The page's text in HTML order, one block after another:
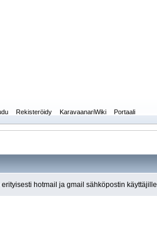
Rekisteröidy KaravaanariWiki Portaali
hotmail ja gmail sähköpostin käyttäjille.